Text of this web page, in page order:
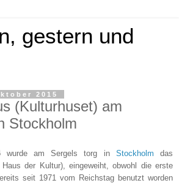
gestern und
2015
(Kulturhuset) am
Stockholm
wurde am Sergels torg in Stockholm das
Haus der Kultur), eingeweiht, obwohl die erste
seit 1971 vom Reichstag benutzt worden